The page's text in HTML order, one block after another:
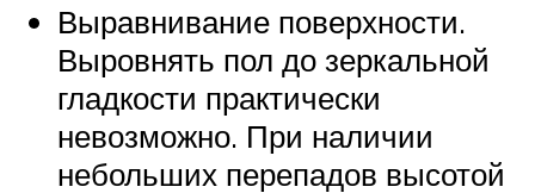
Выравнивание поверхности.
Выровнять пол до зеркальной
гладкости практически
невозможно. При наличии
небольших перепадов высотой